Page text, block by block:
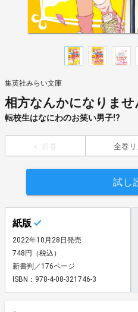
集英社みらい文庫
相方なんかになりませ
転校生はなにわのお笑い男子!?
前巻 全巻リ
試し
紙版
2022年10月28日発売
748円（税込）
新書判／176ページ
ISBN：978-4-08-321746-3